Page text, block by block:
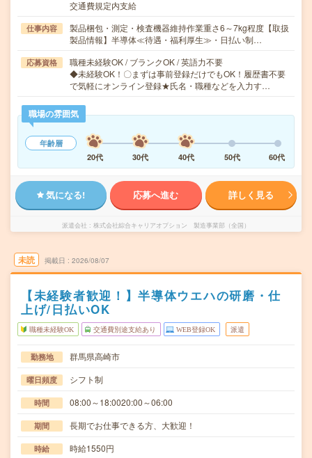
交通費規定内支給
仕事内容
製品梱包・測定・検査機器維持作業重さ6～7kg程度【取扱
製品情報】半導体≪待遇・福利厚生≫・日払い制…
応募資格
職種未経験OK / ブランクOK / 英語力不要
◆未経験OK！〇まずは事前登録だけでもOK！履歴書不要
で気軽にオンライン登録★氏名・職種などを入力す…
職場の雰囲気
年齢層
20代
30代 40代 50代 60代
気になる! 応募へ進む 詳しく見る
派遣会社 株式会社綜合キャリアオプション 製造事業部（全国）
未読 掲載日 2026/08/07
【未経験者歓迎！】半導体ウエハの研磨・仕
上げ/日払いOK
職種未経験OK 交通費別途支給あり WEB登録OK 派遣
勤務地 群馬県高崎市
曜日頻度 シフト制
時間 08:00～18:0020:00～06:00
期間 長期でお仕事できる方、大歓迎！
時給 時給1550円